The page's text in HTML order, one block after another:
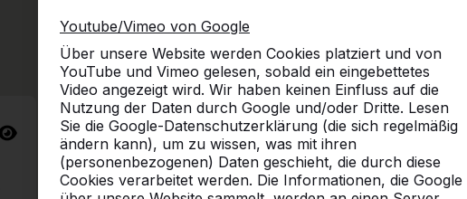
Youtube/Vimeo von Google
Über unsere Website werden Cookies platziert und von
YouTube und Vimeo gelesen, sobald ein eingebettetes
Video angezeigt wird. Wir haben keinen Einfluss auf die
Nutzung der Daten durch Google und/oder Dritte. Lesen
Sie die Google-Datenschutzerklärung (die sich regelmäßig
ändern kann), um zu wissen, was mit ihren
(personenbezogenen) Daten geschieht, die durch diese
Cookies verarbeitet werden. Die Informationen, die Google